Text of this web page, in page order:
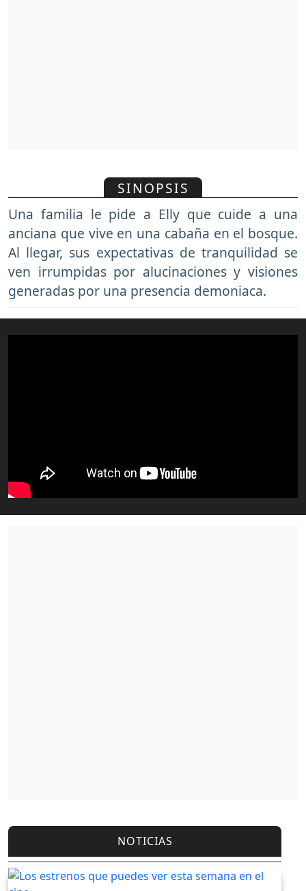
SINOPSIS
Una familia le pide a Elly que cuide a una
anciana que vive en una cabaña en el bosque.
Al llegar, sus expectativas de tranquilidad se
ven irrumpidas por alucinaciones y visiones
generadas por una presencia demoniaca.
NOTICIAS